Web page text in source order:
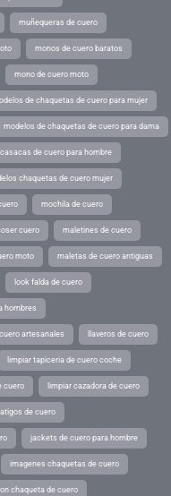
muñequeras de cuero
monos de cuero baratos
mono de cuero moto
de chaquetas de cuero para mujer
modelos de chaquetas de cuero para dama
de cuero para hombre
chaquetas de cuero mujer
mochila de cuero
cuero maletines de cuero
moto maletas de cuero antiguas
look falda de cuero
hombres
cuero artesanales llaveros de cuero
limpiar tapiceria de cuero coche
cuero limpiar cazadora de cuero
latigos de cuero
jackets de cuero para hombre
imagenes chaquetas de cuero
chaqueta de cuero